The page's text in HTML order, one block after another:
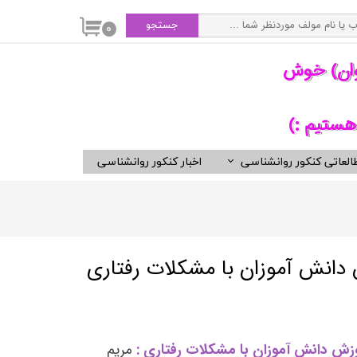
انتشارات ارسباران
انتشارات دوران
انتشارات روان
کنکور روانشناسی
اخبار کنکور روانشناسی
۰ جستجو
خوش
هستیم :)
دانش آموزان با مشكلات رفتاری
دانش آموزان با مشکلات رفتاری : مریم